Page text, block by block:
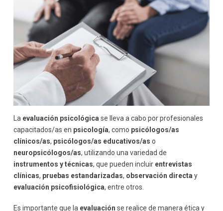
La evaluación psicológica se lleva a cabo por profesionales
capacitados/as en psicología, como psicólogos/as
clínicos/as, psicólogos/as educativos/as o
neuropsicólogos/as, utilizando una variedad de
instrumentos y técnicas, que pueden incluir entrevistas
clínicas, pruebas estandarizadas, observación directa y
evaluación psicofisiológica, entre otros.
Es importante que la evaluación se realice de manera ética y